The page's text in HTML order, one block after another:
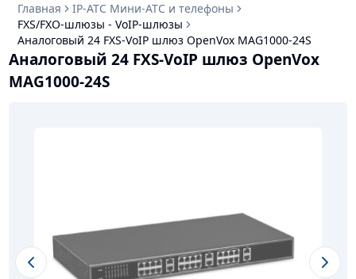
Главная
IP-АТС Мини-АТС и телефоны
FXS/FXO-шлюзы - VoIP-шлюзы
Аналоговый 24 FXS-VoIP шлюз OpenVox MAG1000-24S
Аналоговый 24 FXS-VoIP шлюз OpenVox
MAG1000-24S
Previous slide Next